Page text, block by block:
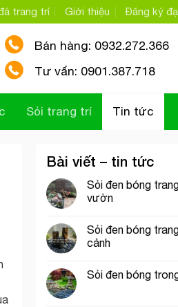
trang trí Giới thiệu Đăng ký
Bán hàng: 0932.272.366
Tư vấn: 0901.387.718
Sỏi trang trí Tin tức
Bài viết – tin tức
Sỏi đen bóng
vườn
Sỏi đen bóng
cảnh
Sỏi đen bóng